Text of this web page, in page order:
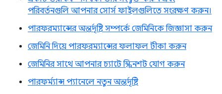
পরিবর্তনগুলি আপনার সোর্স ফাইলগুলিতে সংরক্ষণ করুন।
পারফরম্যান্সের অন্তর্দৃষ্টি সম্পর্কে জেমিনিকে জিজ্ঞাসা করুন
জেমিনি দিয়ে পারফরম্যান্সের ফলাফল টীকা করুন
জেমিনির সাথে আপনার চ্যাটে স্ক্রিনশট যোগ করুন
পারফর্ম্যান্স প্যানেলে নতুন অন্তর্দৃষ্টি